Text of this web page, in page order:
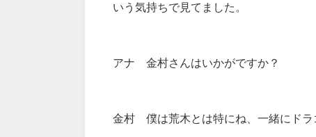
いう気持ちで見てました。
アナ 金村さんはいかがですか？
金村 僕は荒木とは特にね、一緒にドラ